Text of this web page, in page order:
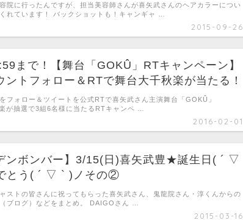
2015-09-26
院に行ったんですが、担当美容師さんが喜矢武さんのヘアカラーについ
れています！ バックショットも！キャンギャ …
まで！【舞台「GOKÛ」RTキャンペーン】
ントフォロー＆RTで舞台大千秋楽が当たる！
2016-02-01
フォロー＆ツイートを公式RTで喜矢武さん主演舞台「GOKÛ」
が抽選で3組6名様に当たるRTキャンペ …
ンボンバー】3/15(日)喜矢武豊★誕生日( ´ ▽
とう( ´ ▽ ` )ノその②
2015-03-16
ストの皆さんに祝ってもらった喜矢武さん、鬼龍院さん・淳くんからの
ブログ）などをまとめ。 DAIGOさん …